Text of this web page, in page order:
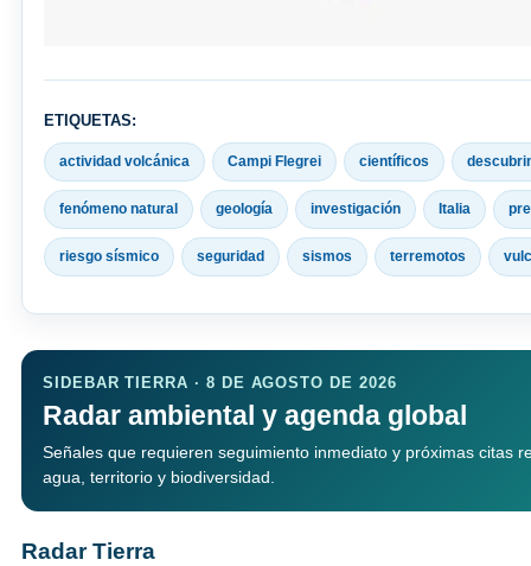
ETIQUETAS:
actividad volcánica Campi Flegrei científicos
fenómeno natural geología investigación Italia
riesgo sísmico seguridad sismos terremotos
SIDEBAR TIERRA · 8 DE AGOSTO DE 2026
Radar ambiental y agenda global
Señales que requieren seguimiento inmediato y próximas citas
agua, territorio y biodiversidad.
Radar Tierra